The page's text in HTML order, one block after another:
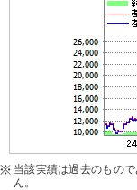
当該実績は過去のもの
ん。